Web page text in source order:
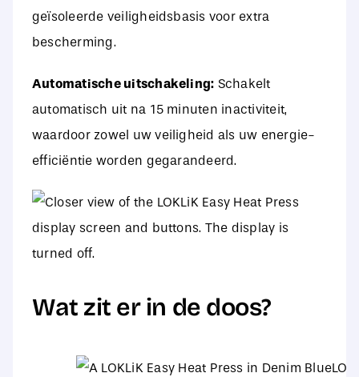
geïsoleerde veiligheidsbasis voor extra
bescherming.
Automatische uitschakeling: Schakelt
automatisch uit na 15 minuten inactiviteit,
waardoor zowel uw veiligheid als uw energie-
efficiëntie worden gegarandeerd.
Wat zit er in de doos?